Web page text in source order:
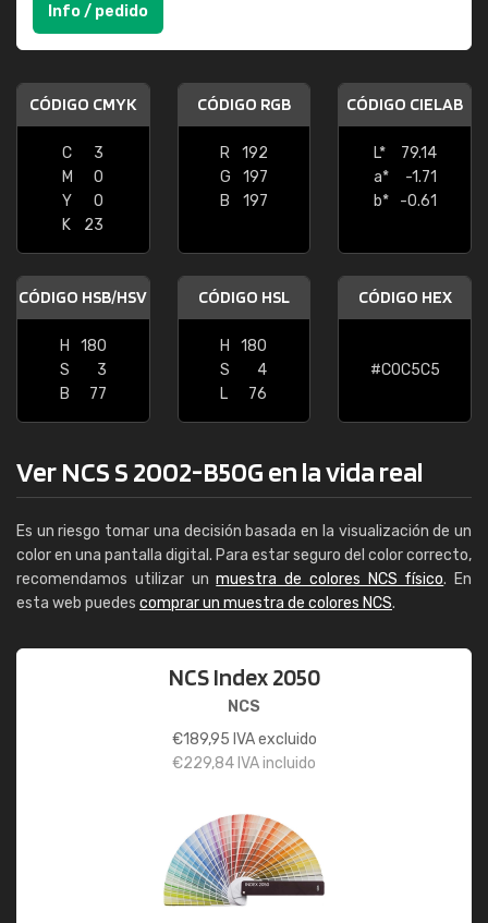
Info / pedido
CÓDIGO CMYK
C
3
M
0
Y
0
K
23
CÓDIGO RGB
R
192
G
197
B
197
CÓDIGO CIELAB
L*
79.14
a*
-1.71
b*
-0.61
CÓDIGO HSB/HSV
H
180
S
3
B
77
CÓDIGO HSL
H
180
S
4
L
76
CÓDIGO HEX
#C0C5C5
Ver NCS S 2002-B50G en la vida real
Es un riesgo tomar una decisión basada en la visualización de un
color en una pantalla digital. Para estar seguro del color correcto,
recomendamos utilizar unmuestra de colores NCS físico. En
esta web puedes comprar un muestra de colores NCS.
NCS Index 2050
NCS
€189,95 IVA excluido
€229,84 IVA incluido